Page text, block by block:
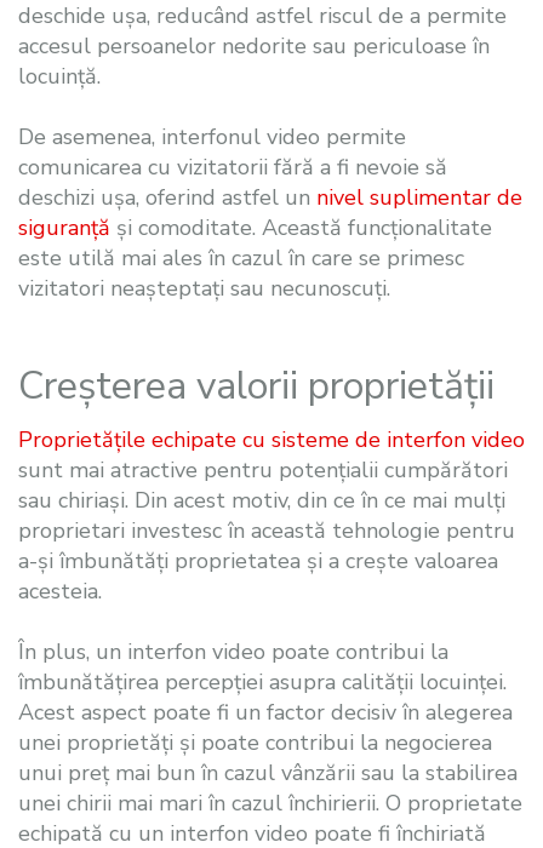
deschide ușa, reducând astfel riscul de a permite
accesul persoanelor nedorite sau periculoase în
locuință.
De asemenea, interfonul video permite
comunicarea cu vizitatorii fără a fi nevoie să
deschizi ușa, oferind astfel un nivel suplimentar de
siguranță și comoditate. Această funcționalitate
este utilă mai ales în cazul în care se primesc
vizitatori neașteptați sau necunoscuți.
Creșterea valorii proprietății
Proprietățile echipate cu sisteme de interfon video
sunt mai atractive pentru potențialii cumpărători
sau chiriași. Din acest motiv, din ce în ce mai mulți
proprietari investesc în această tehnologie pentru
a-și îmbunătăți proprietatea și a crește valoarea
acesteia.
În plus, un interfon video poate contribui la
îmbunătățirea percepției asupra calității locuinței.
Acest aspect poate fi un factor decisiv în alegerea
unei proprietăți și poate contribui la negocierea
unui preț mai bun în cazul vânzării sau la stabilirea
unei chirii mai mari în cazul închirierii. O proprietate
echipată cu un interfon video poate fi închiriată